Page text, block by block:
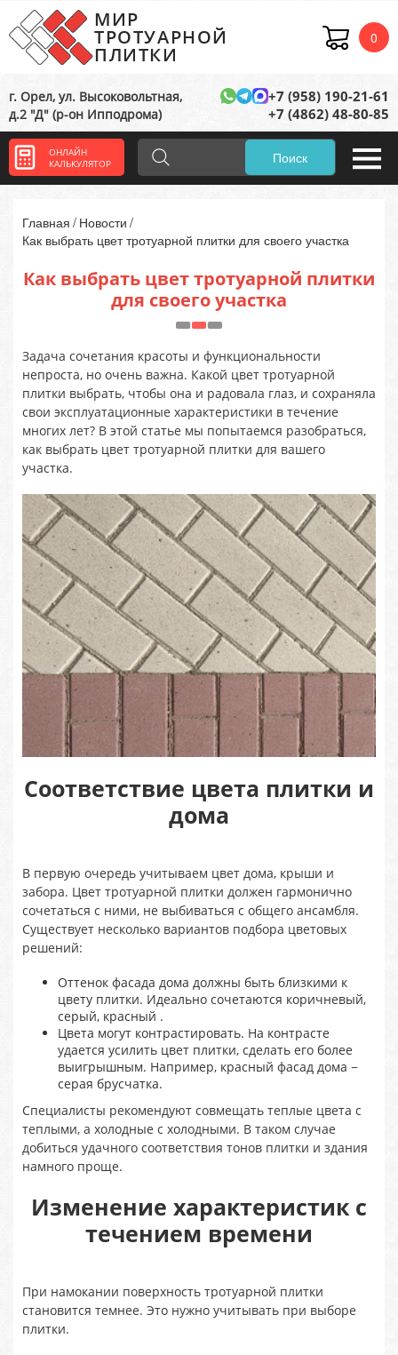
МИР
ТРОТУАРНОЙ
ПЛИТКИ
г. Орел, ул. Высоковольтная,
д.2 "Д" (р-он Ипподрома)
+7 (958) 190-21-61
+7 (4862) 48-80-85
ОНЛАЙН
КАЛЬКУЛЯТОР
0
Поиск
Главная Новости
Как выбрать цвет тротуарной плитки для своего участка
Как выбрать цвет тротуарной плитки
для своего участка
Задача сочетания красоты и функциональности
непроста, но очень важна. Какой цвет тротуарной
плитки выбрать, чтобы она и радовала глаз, и сохраняла
свои эксплуатационные характеристики в течение
многих лет? В этой статье мы попытаемся разобраться,
как выбрать цвет тротуарной плитки для вашего
участка.
Соответствие цвета плитки и
дома
В первую очередь учитываем цвет дома, крыши и
забора. Цвет тротуарной плитки должен гармонично
сочетаться с ними, не выбиваться с общего ансамбля.
Существует несколько вариантов подбора цветовых
решений:
Оттенок фасада дома должны быть близкими к
цвету плитки. Идеально сочетаются коричневый,
серый, красный .
Цвета могут контрастировать. На контрасте
удается усилить цвет плитки, сделать его более
выигрышным. Например, красный фасад дома −
серая брусчатка.
Специалисты рекомендуют совмещать теплые цвета с
теплыми, а холодные с холодными. В таком случае
добиться удачного соответствия тонов плитки и здания
намного проще.
Изменение характеристик с
течением времени
При намокании поверхность тротуарной плитки
становится темнее. Это нужно учитывать при выборе
плитки.